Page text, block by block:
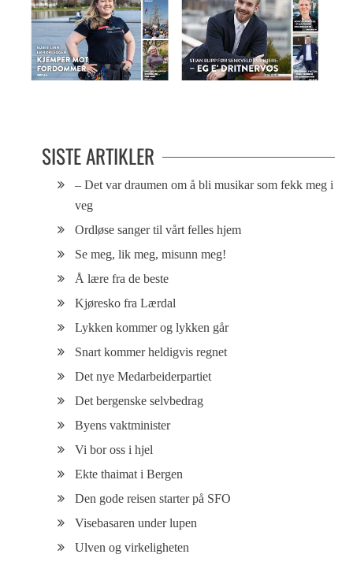
SISTE ARTIKLER
– Det var draumen om å bli musikar som fekk meg i
veg
Ordløse sanger til vårt felles hjem
Se meg, lik meg, misunn meg!
Å lære fra de beste
Kjøresko fra Lærdal
Lykken kommer og lykken går
Snart kommer heldigvis regnet
Det nye Medarbeiderpartiet
Det bergenske selvbedrag
Byens vaktminister
Vi bor oss i hjel
Ekte thaimat i Bergen
Den gode reisen starter på SFO
Visebasaren under lupen
Ulven og virkeligheten